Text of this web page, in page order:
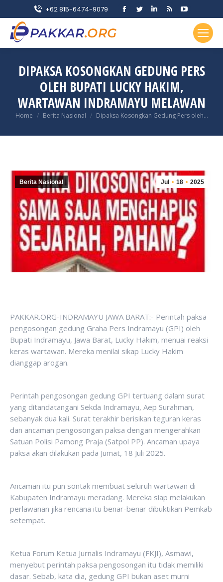
+62 815-6474-9079
Facebook
in
window
Twitter
in
window
Linkedin
in
window
Rss
opens
in
window
YouTube
page
opens
in
window
DIPAKSA KOSONGKAN GEDUNG PERS
OLEH BUPATI LUCKY HAKIM,
WARTAWAN INDRAMAYU MELAWAN
You are here:
Home Berita Nasional Dipaksa Kosongkan Gedung Pers oleh…
Jul 18 2025
Berita Nasional
PAKKAR.ORG-INDRAMAYU JAWA BARAT:- Perintah paksa
pengosongan gedung Graha Pers Indramayu (GPI) oleh
Bupati Indramayu, Jawa Barat, Lucky Hakim, menuai reaksi
keras wartawan. Mereka menilai sikap Lucky Hakim
dianggap arogan.
Perintah pengosongan gedung GPI tertuang dalam surat
yang ditandatangani Sekda Indramayu, Aep Surahman,
sebanyak dua kali. Surat terakhir berisikan teguran keras
dan ancaman pengosongan paksa dengan mengerahkan
Satuan Polisi Pamong Praja (Satpol PP). Ancaman upaya
paksa akan dilakukan pada Jumat, 18 Juli 2025.
Ancaman itu pun sontak membuat seluruh wartawan di
Kabupaten Indramayu meradang. Mereka siap melakukan
perlawanan jika rencana itu benar-benar dibuktikan Pemkab
setempat.
Ketua Forum Ketua Jurnalis Indramayu (FKJI), Asmawi,
menyebut perintah paksa pengosongan itu tidak memiliki
dasar. Sebab, kata dia, gedung GPI bukan aset murni